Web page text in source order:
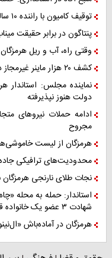
توقیف کامیون با راننده ۱۰ ساله در هرمزگان
پنتاگون در برابر حقیقت
وقتی راه، آب و ریل
کشف ۲۰ هزار ماینر غیرمجاز در هرمزگان
دولت هنوز نپذیرفته
مجروح
هرمزگان از لیست
محدودیت‌های ترافیکی
نجات طلای نارنجی هرمزگان
استاندار: حمله به محله
شهادت ۳ عضو یک خانواده قشمی
هرمزگان در آماده‌باش